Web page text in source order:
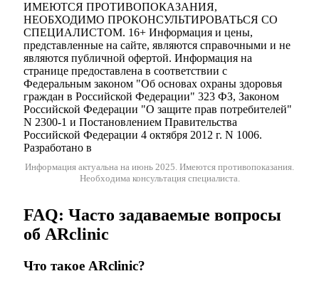
ИМЕЮТСЯ ПРОТИВОПОКАЗАНИЯ,
НЕОБХОДИМО ПРОКОНСУЛЬТИРОВАТЬСЯ СО
СПЕЦИАЛИСТОМ. 16+ Информация и цены,
представленные на сайте, являются справочными и не
являются публичной офертой. Информация на
странице предоставлена в соответствии с
Федеральным законом "Об основах охраны здоровья
граждан в Российской Федерации" 323 ФЗ, Законом
Российской Федерации "О защите прав потребителей"
N 2300-1 и Постановлением Правительства
Российской Федерации 4 октября 2012 г. N 1006.
Разработано в
Информация актуальна на июнь 2025. Имеются противопоказания.
Необходима консультация специалиста.
FAQ: Часто задаваемые вопросы
об ARclinic
Что такое ARclinic?